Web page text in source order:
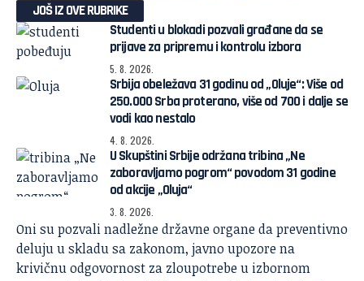
JOŠ IZ OVE RUBRIKE
Studenti u blokadi pozvali građane da se
prijave za pripremu i kontrolu izbora
5. 8. 2026.
Srbija obeležava 31 godinu od „Oluje“: Više od
250.000 Srba proterano, više od 700 i dalje se
vodi kao nestalo
4. 8. 2026.
U Skupštini Srbije održana tribina „Ne
zaboravljamo pogrom“ povodom 31 godine
od akcije „Oluja“
3. 8. 2026.
Oni su pozvali nadležne državne organe da preventivno
deluju u skladu sa zakonom, javno upozore na
krivičnu odgovornost za zloupotrebe u izbornom